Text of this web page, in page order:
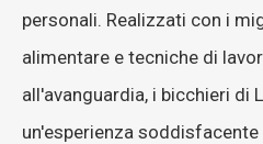
personali. Realizzati con i
alimentare e tecniche di
all'avanguardia, i bicchieri di
un'esperienza soddisfacente